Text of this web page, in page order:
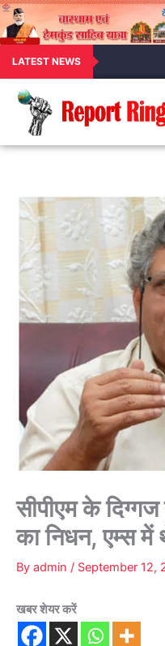
LATEST NEWS
सीपीएम के दिग्गज
का निधन, एम्स में
By admin / September 12,
खबर शेयर करें